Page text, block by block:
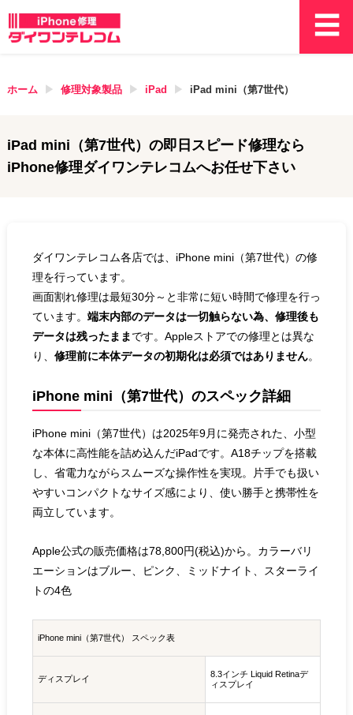
ホーム 修理対象製品 iPad iPad mini（第7世代）
iPad mini（第7世代） の即日スピード修理なら
iPhone修理ダイワンテレコムへお任せ下さい
ダイワンテレコム各店では、iPhone mini（第7世代）の修
理を行っています。
画面割れ修理は最短30分～と非常に短い時間で修理を行っ
ています。 端末内部のデータは一切触らない為、修理後も
データは残ったまま です。Appleストアでの修理とは異な
り、 修理前に本体データの初期化は必須ではありません。
iPhone mini（第7世代）のスペック詳細
iPhone mini（第7世代）は2025年9月に発売された、小型
な本体に高性能を詰め込んだiPadです。A18チップを搭載
し、省電力ながらスムーズな操作性を実現。片手でも扱い
やすいコンパクトなサイズ感により、使い勝手と携帯性を
両立しています。
Apple公式の販売価格は78,800円(税込)から。カラーバリ
エーションはブルー、ピンク、ミッドナイト、スターライ
トの4色
iPhone mini（第7世代） スペック表
ディスプレイ
8.3インチ Liquid Retinaデ
ィスプレイ